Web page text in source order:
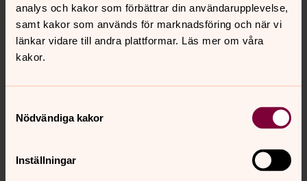
analys och kakor som förbättrar din användarupplevelse,
samt kakor som används för marknadsföring och när vi
länkar vidare till andra plattformar. Läs mer om våra
kakor.
Nödvändiga kakor
Inställningar
Kalender
Hitta snabbt